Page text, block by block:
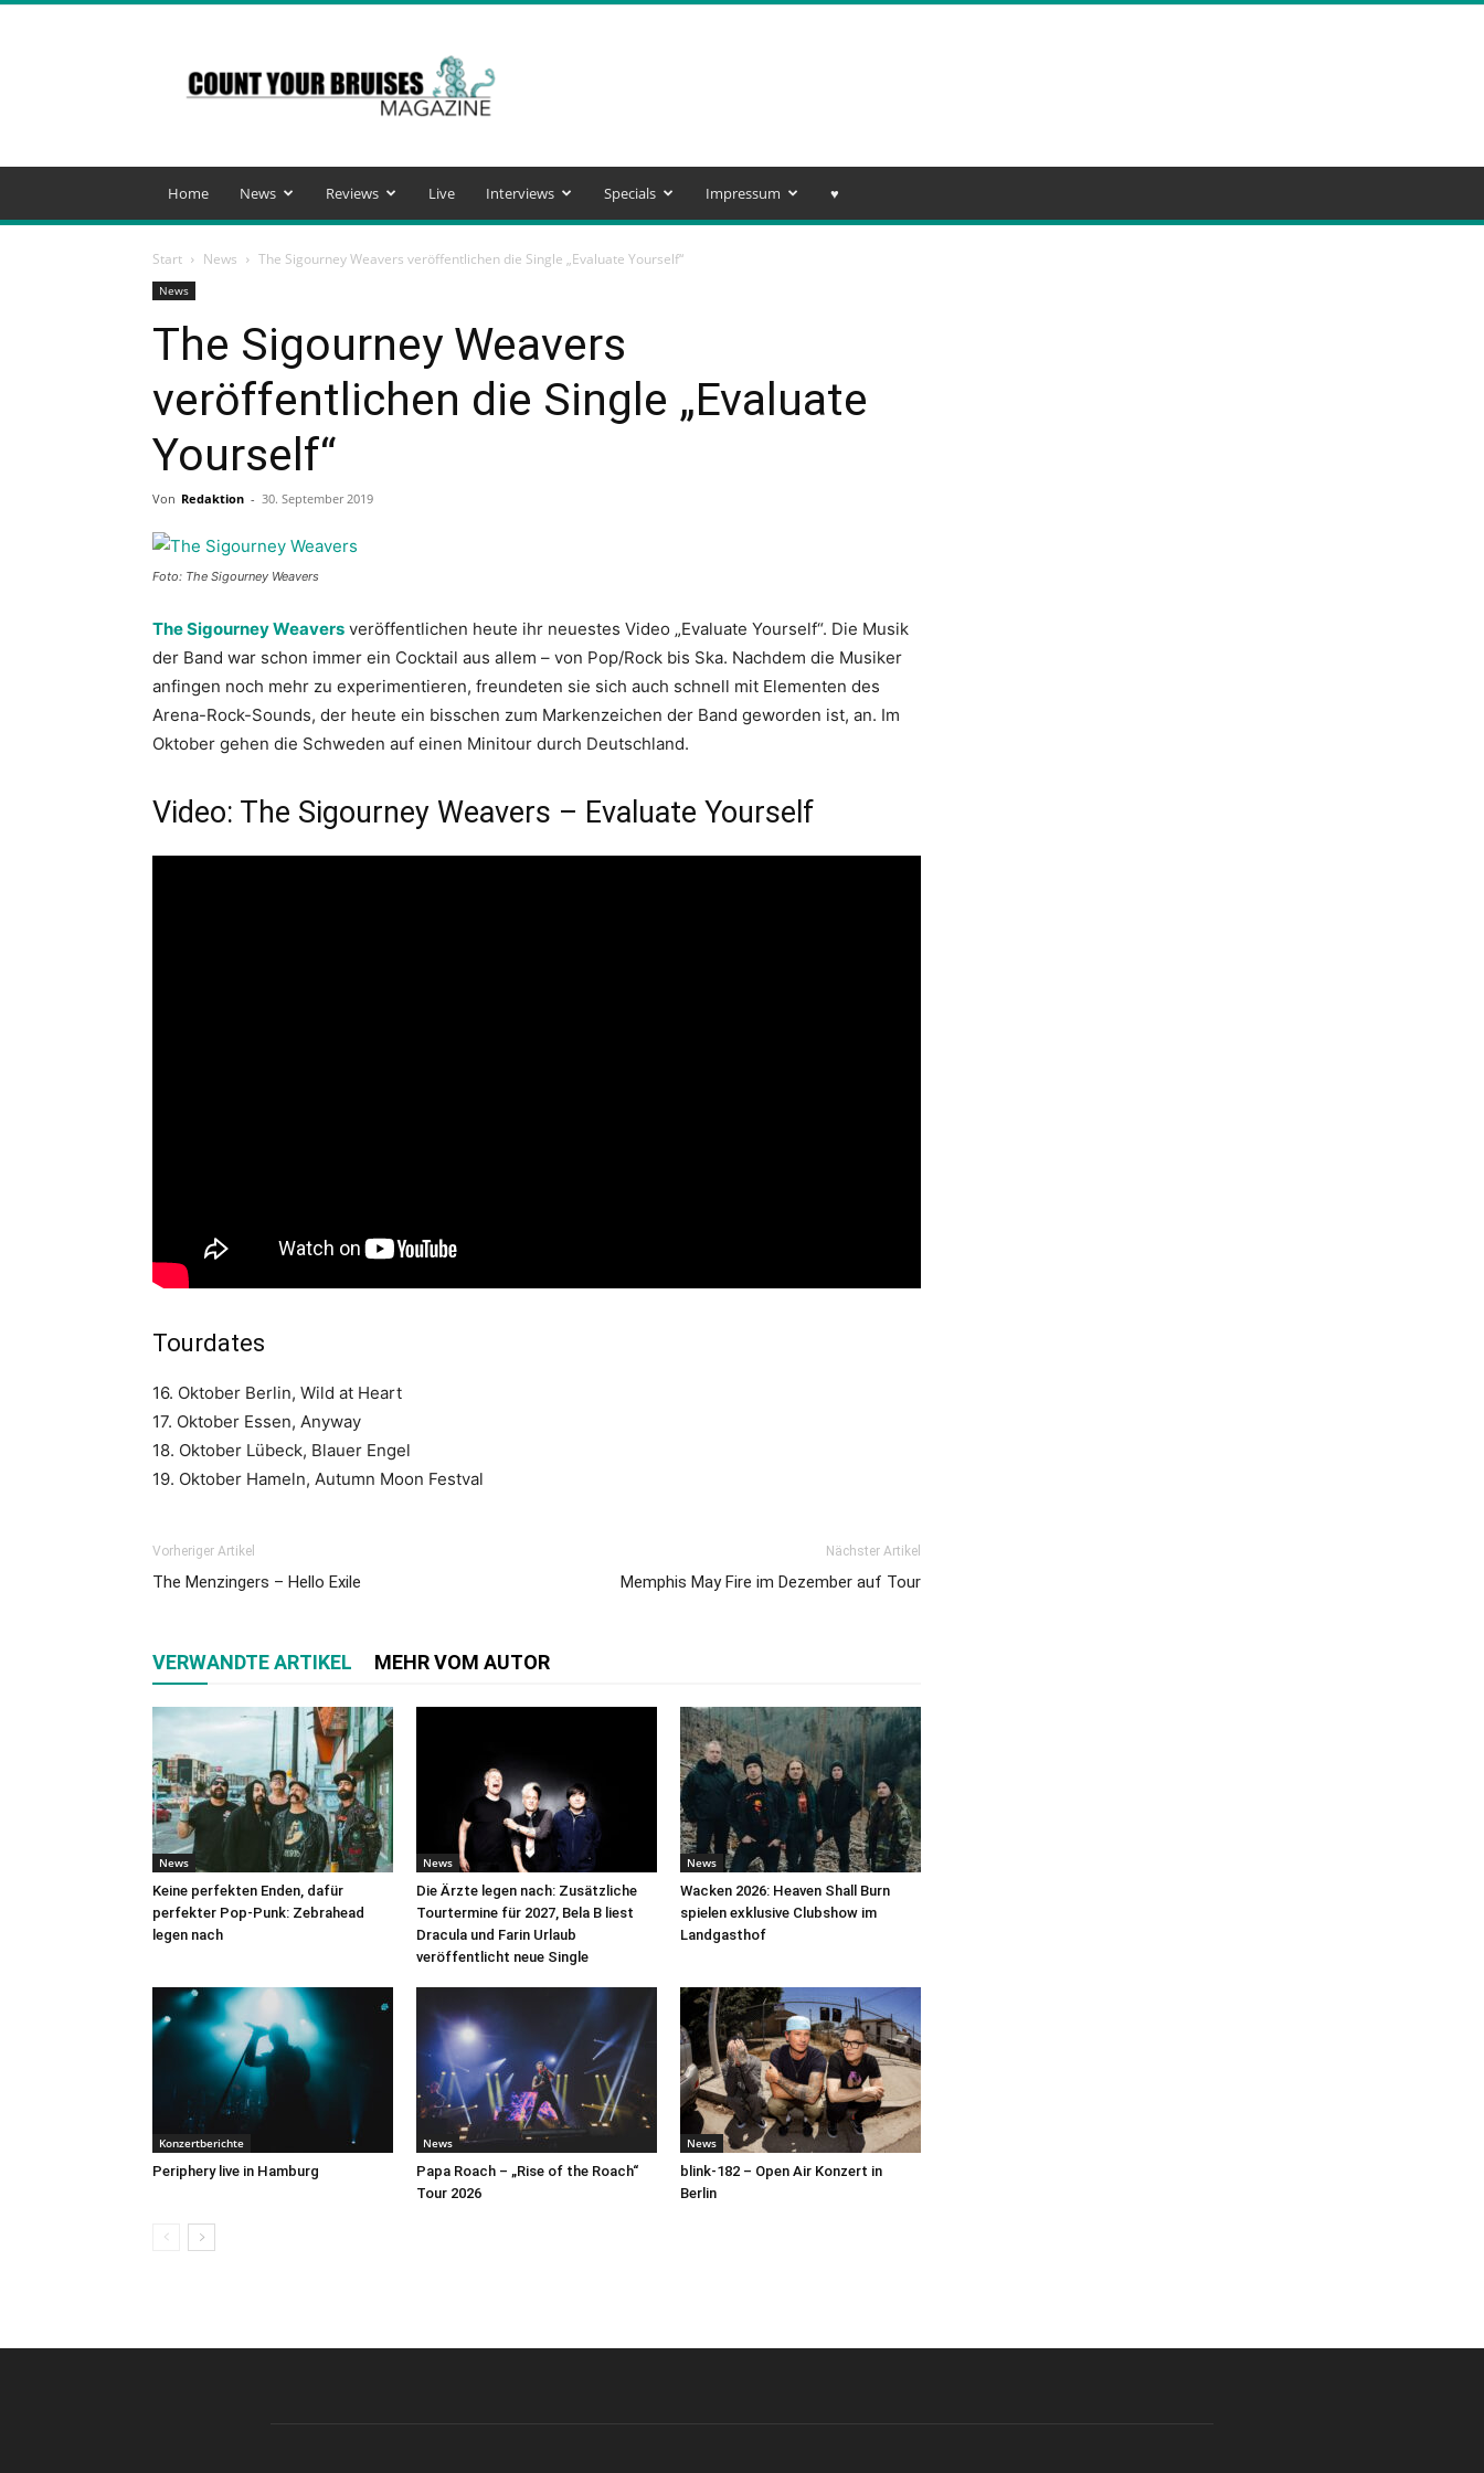
Your
Bruises
Magazine
Home News Reviews Live Interviews Specials Impressum ♥️
Start News The Sigourney Weavers veröffentlichen die Single „Evaluate Yourself“
News
The Sigourney Weavers
veröffentlichen die Single „Evaluate
Yourself“
Von Redaktion - 30. September 2019
Foto: The Sigourney Weavers
The Sigourney Weavers veröffentlichen heute ihr neuestes Video „Evaluate Yourself“. Die Musik
der Band war schon immer ein Cocktail aus allem – von Pop/Rock bis Ska. Nachdem die Musiker
anfingen noch mehr zu experimentieren, freundeten sie sich auch schnell mit Elementen des
Arena-Rock-Sounds, der heute ein bisschen zum Markenzeichen der Band geworden ist, an. Im
Oktober gehen die Schweden auf einen Minitour durch Deutschland.
Video: The Sigourney Weavers – Evaluate Yourself
Tourdates
16. Oktober Berlin, Wild at Heart
17. Oktober Essen, Anyway
18. Oktober Lübeck, Blauer Engel
19. Oktober Hameln, Autumn Moon Festval
Vorheriger Artikel
The Menzingers – Hello Exile
Nächster Artikel
Memphis May Fire im Dezember auf Tour
VERWANDTE ARTIKEL MEHR VOM AUTOR
News
Keine perfekten Enden, dafür
perfekter Pop-Punk: Zebrahead
legen nach
News
Die Ärzte legen nach: Zusätzliche
Tourtermine für 2027, Bela B liest
Dracula und Farin Urlaub
veröffentlicht neue Single
News
Wacken 2026: Heaven Shall Burn
spielen exklusive Clubshow im
Landgasthof
Konzertberichte
Periphery live in Hamburg
News
Papa Roach – „Rise of the Roach“
Tour 2026
News
blink-182 – Open Air Konzert in
Berlin